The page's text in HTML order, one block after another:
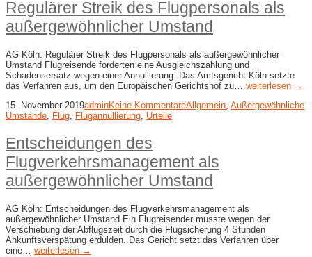
Regulärer Streik des Flugpersonals als
außergewöhnlicher Umstand
AG Köln: Regulärer Streik des Flugpersonals als außergewöhnlicher
Umstand Flugreisende forderten eine Ausgleichszahlung und
Schadensersatz wegen einer Annullierung. Das Amtsgericht Köln setzte
das Verfahren aus, um den Europäischen Gerichtshof zu… weiterlesen →
15. November 2019adminKeine KommentareAllgemein, Außergewöhnliche
Umstände, Flug, Flugannullierung, Urteile
Entscheidungen des
Flugverkehrsmanagement als
außergewöhnlicher Umstand
AG Köln: Entscheidungen des Flugverkehrsmanagement als
außergewöhnlicher Umstand Ein Flugreisender musste wegen der
Verschiebung der Abflugszeit durch die Flugsicherung 4 Stunden
Ankunftsverspätung erdulden. Das Gericht setzt das Verfahren über
eine… weiterlesen →